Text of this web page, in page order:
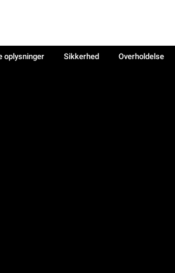
oplysninger Sikkerhed Overholdelse